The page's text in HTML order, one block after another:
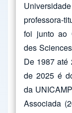
professora-
foi junto ao
des
De 1987 até
de 2025 é
da
Associada